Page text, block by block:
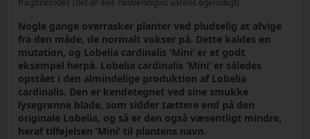
fragtmetoder, (det er ikke nødvendigvis varens egenvægt)
Nogle gange overrasker planter ved pludselig at afvige
fra den måde, de normalt vokser på. Dette kaldes en
mutation, og Lobelia cardinalis ’Mini’ er et godt
eksempel herpå. Lobelia cardinalis ’Mini’ er således
opstået i den almindelige produktion af Lobelia
cardinalis. Den er kendetegnet ved sine smukke
lysegrønne blade, som sidder tættere end på den
originale Lobelia, og så er den også væsentligt mindre,
heraf tilføjelsen ’Mini’ til plantens navn.